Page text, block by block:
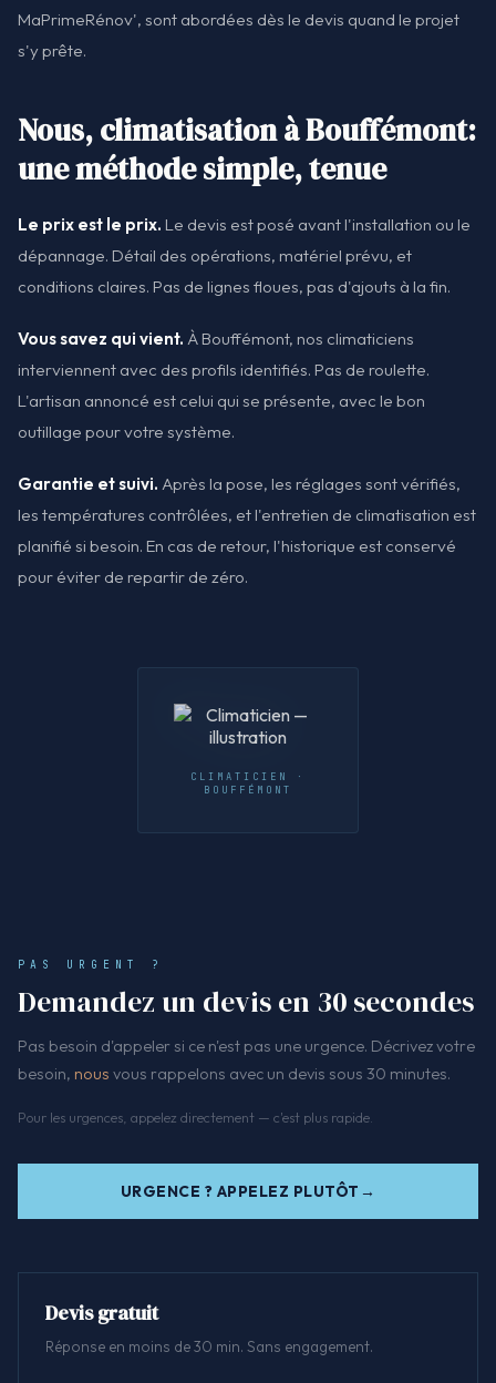
MaPrimeRénov', sont abordées dès le devis quand le projet
s'y prête.
Nous, climatisation à Bouffémont:
une méthode simple, tenue
Le prix est le prix. Le devis est posé avant l'installation ou le
dépannage. Détail des opérations, matériel prévu, et
conditions claires. Pas de lignes floues, pas d'ajouts à la fin.
Vous savez qui vient. À Bouffémont, nos climaticiens
interviennent avec des profils identifiés. Pas de roulette.
L'artisan annoncé est celui qui se présente, avec le bon
outillage pour votre système.
Garantie et suivi. Après la pose, les réglages sont vérifiés,
les températures contrôlées, et l'entretien de climatisation est
planifié si besoin. En cas de retour, l'historique est conservé
pour éviter de repartir de zéro.
CLIMATICIEN ·
BOUFFÉMONT
PAS URGENT ?
Demandez un devis en 30 secondes
Pas besoin d'appeler si ce n'est pas une urgence. Décrivez votre
besoin, nous vous rappelons avec un devis sous 30 minutes.
Pour les urgences, appelez directement — c'est plus rapide.
URGENCE ? APPELEZ PLUTÔT
Devis gratuit
Réponse en moins de 30 min. Sans engagement.